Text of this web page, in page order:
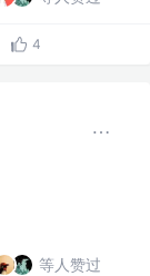
4
等人赞过